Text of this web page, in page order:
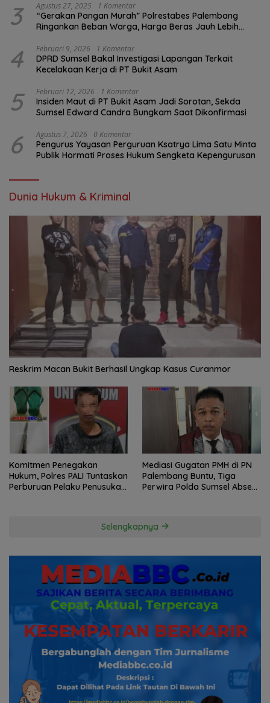
3 Agustus 27, 2025 1 Komentar
“Gerakan Pangan Murah” Polrestabes Palembang
Ringankan Beban Warga, Harga Beras Jauh Lebih
4 Februari 9, 2026 1 Komentar
DPRD Sumsel Bakal Investigasi Lapangan Terkait
Kecelakaan Kerja di PT Bukit Asam
5 Februari 12, 2026 1 Komentar
Insiden Maut di PT Bukit Asam Jadi Sorotan, Sekda
Sumsel Edward Candra Bungkam Saat Dikonfirmasi
6 Agustus 7, 2026 0 Komentar
Pengurus Yayasan Perguruan Ksatrya Lima Satu Minta
Publik Hormati Proses Hukum Sengketa Kepengurusan
Dunia Hukum & Kriminal
Reskrim Macan Bukit Berhasil Ungkap Kasus Curanmor
Komitmen Penegakan
Hukum, Polres PALI Tuntaskan
Perburuan Pelaku Penusukan
Mediasi Gugatan PMH di PN
Palembang Buntu, Tiga
Perwira Polda Sumsel Absen,
Selengkapnya